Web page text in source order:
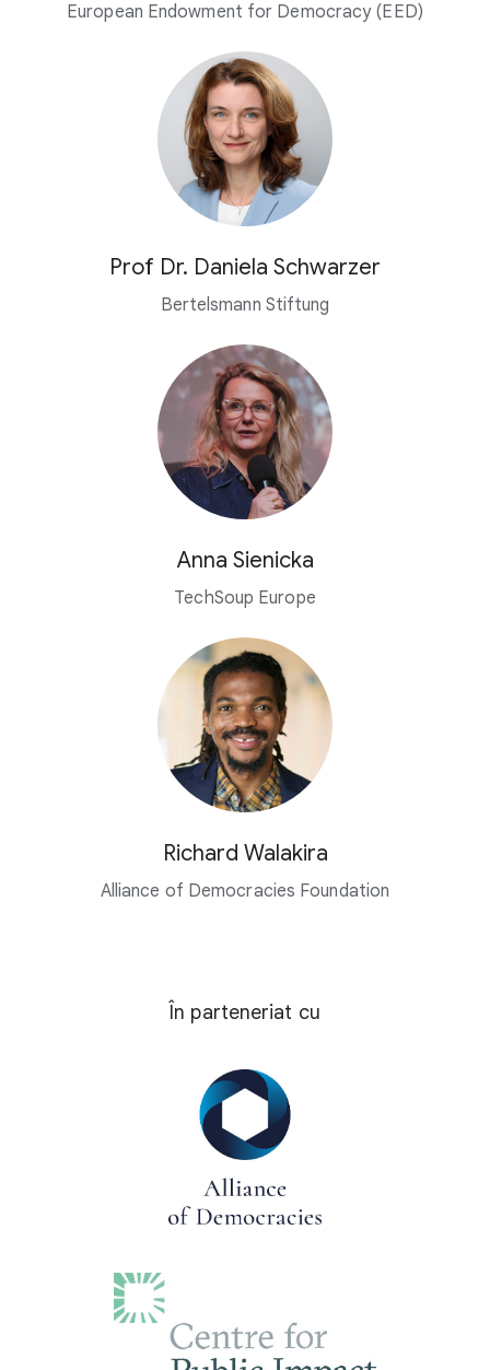
European Endowment for Democracy (EED)
Prof Dr. Daniela Schwarzer
Bertelsmann Stiftung
Anna Sienicka
TechSoup Europe
Richard Walakira
Alliance of Democracies Foundation
În parteneriat cu